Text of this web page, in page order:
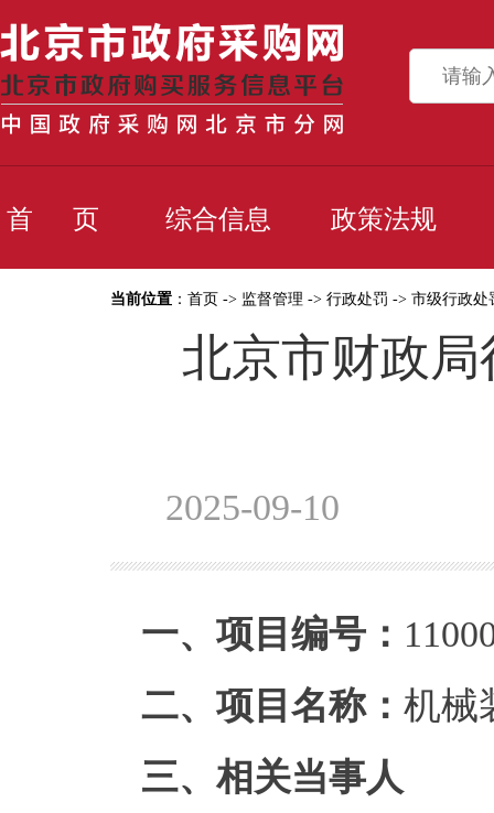
首 页 综合信息 政策法规
当前位置 ： 首页 -> 监督管理 -> 行政处罚 -> 市级行政处
北京市财政
2025-09-10
一、 项目编号：
二、 项目名称： 机械
三、相关当事人